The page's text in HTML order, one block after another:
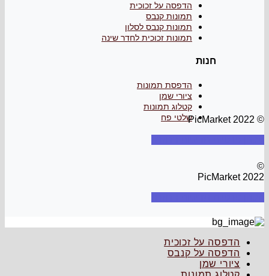
הדפסה על זכוכית
תמונות קנבס
תמונות קנבס לסלון
תמונות זכוכית לחדר שינה
חנות
הדפסת תמונות
ציורי שמן
קטלוג תמונות
שלטי פח
© PicMarket 2022
©
PicMarket 2022
הדפסה על זכוכית
הדפסה על קנבס
ציורי שמן